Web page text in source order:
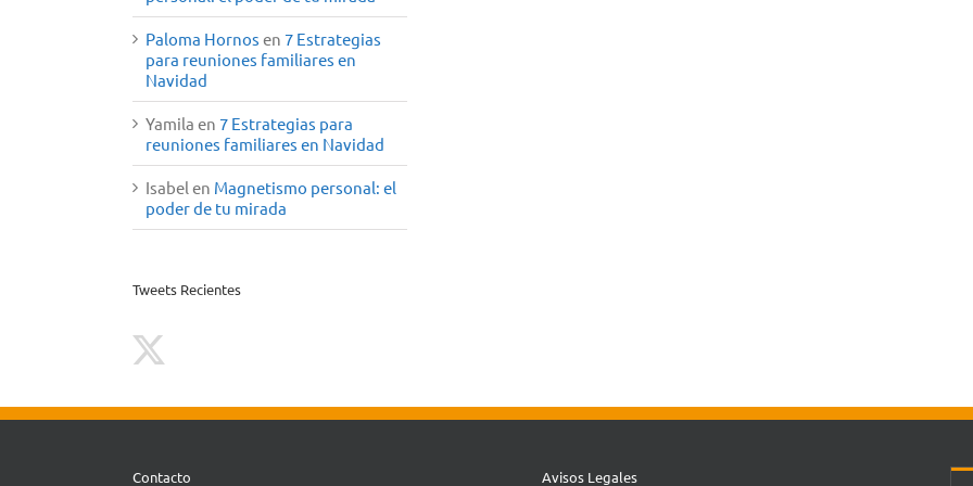
Paloma Hornos en 7 Estrategias
para reuniones familiares en
Navidad
Yamila en 7 Estrategias para
reuniones familiares en Navidad
Isabel en Magnetismo personal: el
poder de tu mirada
Tweets Recientes
Contacto Avisos Legales